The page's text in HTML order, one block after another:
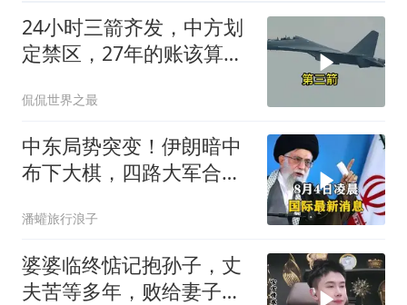
24小时三箭齐发，中方划
定禁区，27年的账该算
侃侃世界之最
中东局势突变！伊朗暗中
布下大棋，四路大军合
潘蠸旅行浪子
婆婆临终惦记抱孙子，丈
夫苦等多年，败给妻子的